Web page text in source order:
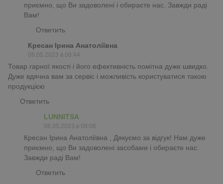
приємно, що Ви задоволені і обираєте нас. Завжди раді
Вам!
Ответить
Кресан Ірина Анатоліївна
08.05.2023 в 06:44
Товар гарної якості і його ефективність помітна дуже швидко.
Дуже вдячна вам за сервіс і можливість користуватися такою
продукцією
Ответить
LUNNITSA
08.05.2023 в 08:06
Кресан Ірина Анатоліївна , Дякуємо за відгук! Нам дуже
приємно, що Ви задоволені засобами і обираєте нас.
Завжди раді Вам!
Ответить